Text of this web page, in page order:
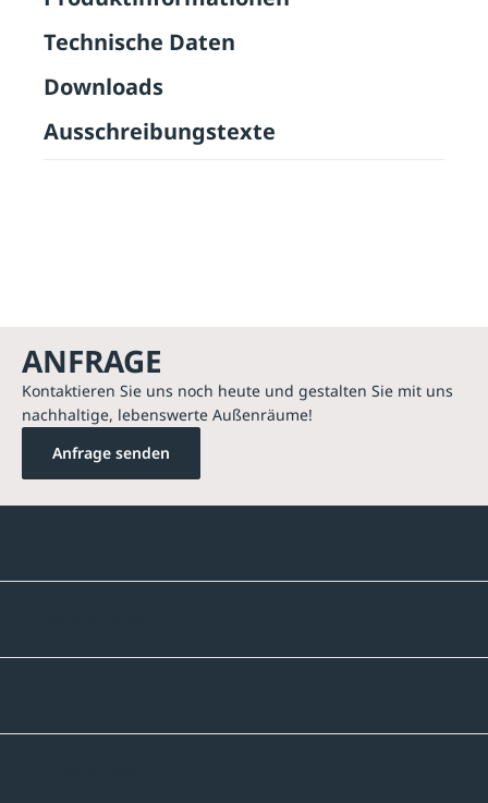
Technische Daten
Downloads
Ausschreibungstexte
ANFRAGE
Kontaktieren Sie uns noch heute und gestalten Sie mit uns
nachhaltige, lebenswerte Außenräume!
Anfrage senden